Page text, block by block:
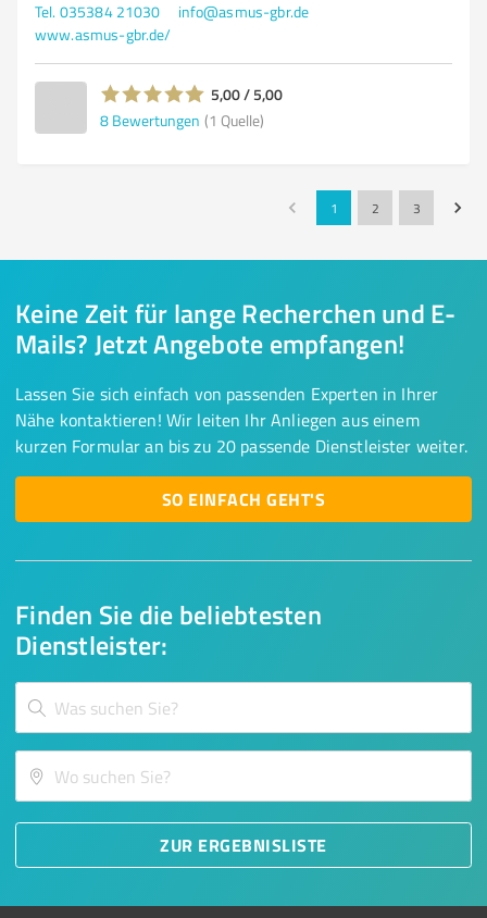
Tel. 035384 21030
info@asmus-gbr.de
www.asmus-gbr.de/
5,00 / 5,00
8 Bewertungen (1 Quelle)
1 2 3
Finden Sie die beliebtesten
Dienstleister:
ZUR ERGEBNISLISTE
Keine Zeit für lange Recherchen und E-
Mails? Jetzt Angebote empfangen!
Lassen Sie sich einfach von passenden Experten in Ihrer
Nähe kontaktieren! Wir leiten Ihr Anliegen aus einem
kurzen Formular an bis zu 20 passende Dienstleister weiter.
SO EINFACH GEHT'S